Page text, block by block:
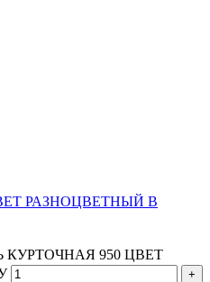
РАЗНОЦВЕТНЫЙ В
КУРТОЧНАЯ 950 ЦВЕТ